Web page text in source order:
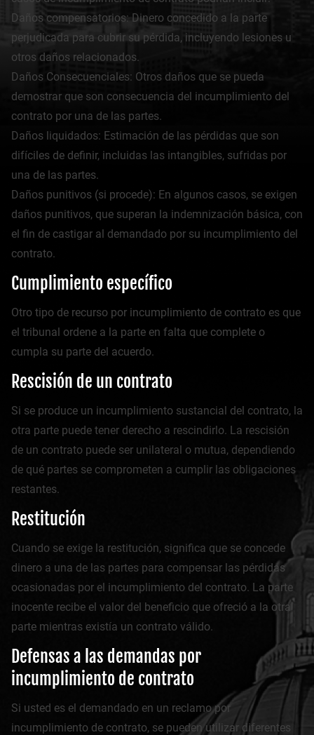
Daños compensatorios: Dinero concedido a la parte
perjudicada para cubrir su pérdida, incluyendo lesiones u
otros daños relacionados.
Daños Consecuenciales: Otros daños que se pueda
demostrar que son consecuencia del incumplimiento del
contrato por una de las partes.
Daños liquidados: Estimación de las pérdidas que son
difíciles de definir, incluidas las intangibles, sufridas por
una de las partes.
Daños punitivos (si procede): En algunos casos, se exigen
daños punitivos, que superan la indemnización básica, con
el fin de castigar al demandado por su incumplimiento del
contrato.
Cumplimiento específico
Otro tipo de recurso por incumplimiento de contrato es que
el tribunal ordene a la parte en falta que complete o
cumpla su parte del acuerdo.
Rescisión de un contrato
Si se produce un incumplimiento sustancial del contrato, la
otra parte puede tener derecho a rescindirlo. La rescisión
de un contrato puede ser unilateral o mutua, dependiendo
de qué partes se comprometen a cumplir las obligaciones
restantes.
Restitución
Cuando se exige la restitución, significa que se concede
dinero a una de las partes para compensar las pérdidas
ocasionadas por el incumplimiento del contrato. La parte
inocente recibe el valor del beneficio que ofreció a la otra
parte mientras existía un contrato válido.
Defensas a las demandas por
incumplimiento de contrato
Si usted es el demandado en un reclamo por
incumplimiento de contrato, se pueden utilizar diferentes